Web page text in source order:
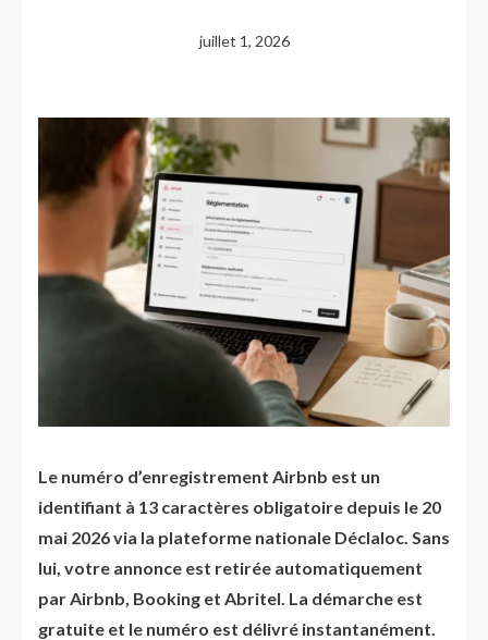
juillet 1, 2026
Le numéro d’enregistrement Airbnb est un
identifiant à 13 caractères obligatoire depuis le 20
mai 2026 via la plateforme nationale Déclaloc. Sans
lui, votre annonce est retirée automatiquement
par Airbnb, Booking et Abritel. La démarche est
gratuite et le numéro est délivré instantanément.